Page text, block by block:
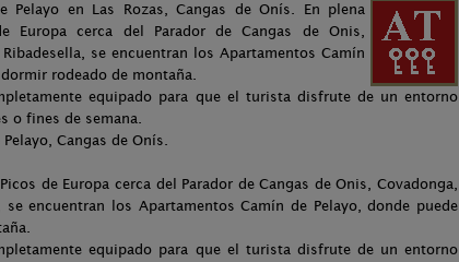
Pelayo en Las Rozas, Cangas de Onís. En plena
Europa cerca del Parador de Cangas de Onis,
se encuentran los Apartamentos Camín
rodeado de montaña.
equipado para que el turista disfrute de un entorno
o fines de semana.
Cangas de Onís.
de Europa cerca del Parador de Cangas de Onis, Covadonga,
se encuentran los Apartamentos Camín de Pelayo, donde puede
equipado para que el turista disfrute de un entorno